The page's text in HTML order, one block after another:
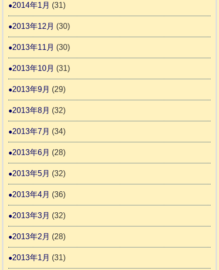
2014年1月 (31)
2013年12月 (30)
2013年11月 (30)
2013年10月 (31)
2013年9月 (29)
2013年8月 (32)
2013年7月 (34)
2013年6月 (28)
2013年5月 (32)
2013年4月 (36)
2013年3月 (32)
2013年2月 (28)
2013年1月 (31)